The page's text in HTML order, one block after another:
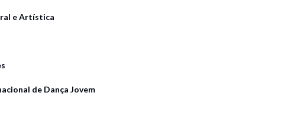
e Artística
de Dança Jovem